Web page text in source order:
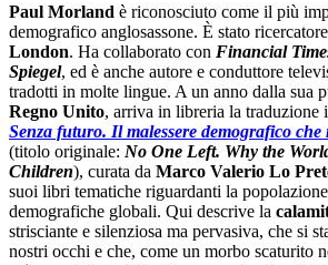
Paul Morland è riconosciuto come il più
demografico anglosassone. È stato
London. Ha collaborato con Financial
Spiegel, ed è anche autore e conduttore
tradotti in molte lingue. A un anno dalla sua
Regno Unito, arriva in libreria la traduzione
Senza futuro. Il malessere demografico che
(titolo originale: No One Left. Why the
Children), curata da Marco Valerio Lo
suoi libri tematiche riguardanti la
demografiche globali. Qui descrive la
strisciante e silenziosa ma pervasiva, che si
nostri occhi e che, come un morbo scaturito